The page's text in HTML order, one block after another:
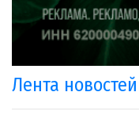
Лента новостей